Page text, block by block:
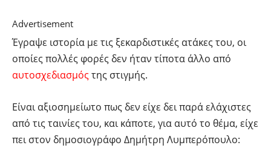
Advertisement
Έγραψε ιστορία με τις ξεκαρδιστικές ατάκες του, οι
οποίες πολλές φορές δεν ήταν τίποτα άλλο από
αυτοσχεδιασμόςτης στιγμής.
Είναι αξιοσημείωτο πως δεν είχε δει παρά ελάχιστες
από τις ταινίες του, και κάποτε, για αυτό το θέμα, είχε
πει στον δημοσιογράφο Δημήτρη Λυμπερόπουλο: